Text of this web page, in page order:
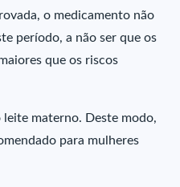
o medicamento não
período, a não ser que os
que os riscos
leite materno. Deste modo,
para mulheres